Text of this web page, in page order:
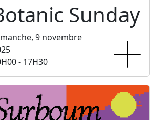
Sunday
9 novembre
- 17H30